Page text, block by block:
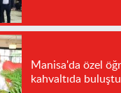
Manisa'da özel
kahvaltıda buluştu